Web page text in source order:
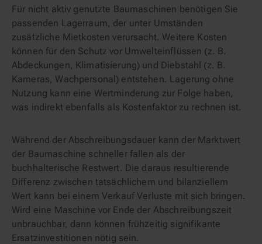
Für nicht aktiv genutzte Baumaschinen benötigen Sie
passenden Lagerraum, der unter Umständen
zusätzliche Mietkosten verursacht. Weitere Kosten
können für den Schutz vor Umwelteinflüssen (z. B.
Abdeckungen, Klimatisierung) und Diebstahl (z. B.
Kameras, Wachpersonal) entstehen. Lagerung ohne
Nutzung kann eine Wertminderung zur Folge haben,
was indirekt ebenfalls als Kostenfaktor zu rechnen ist.
Während der Abschreibungsdauer kann der Marktwert
der Baumaschine schneller fallen als der
buchhalterische Restwert. Die daraus resultierende
Differenz zwischen tatsächlichem und bilanziellem
Wert kann bei einem Verkauf Verluste mit sich bringen.
Wird eine Maschine vor Ende der Abschreibungszeit
unbrauchbar, dann können frühzeitig signifikante
Ersatzinvestitionen nötig sein.